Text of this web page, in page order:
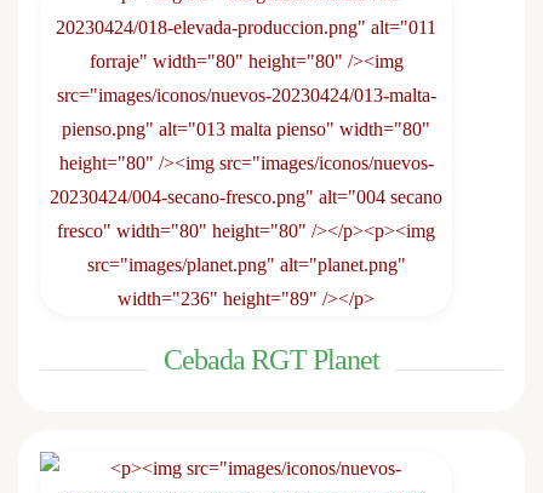
Cebada RGT Planet